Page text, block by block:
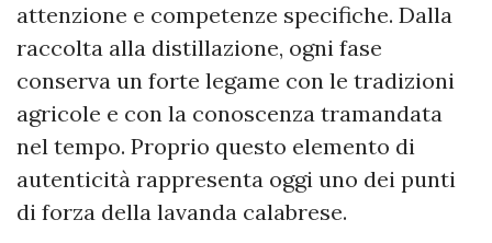
attenzione e competenze specifiche. Dalla
raccolta alla distillazione, ogni fase
conserva un forte legame con le tradizioni
agricole e con la conoscenza tramandata
nel tempo. Proprio questo elemento di
autenticità rappresenta oggi uno dei punti
di forza della lavanda calabrese.